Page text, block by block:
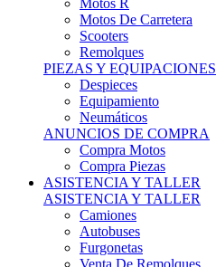
Motos R
Motos De Carretera
Scooters
Remolques
PIEZAS Y EQUIPACIONES
Despieces
Equipamiento
Neumáticos
ANUNCIOS DE COMPRA
Compra Motos
Compra Piezas
ASISTENCIA Y TALLER
ASISTENCIA Y TALLER
Camiones
Autobuses
Furgonetas
Venta De Remolques